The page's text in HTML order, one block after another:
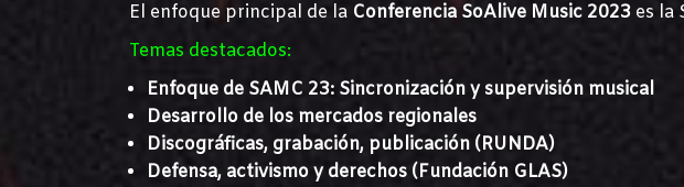
El enfoque principal de la Conferencia SoAlive Music 2023 es la
Temas destacados:
Enfoque de SAMC 23: Sincronización y supervisión musical
Desarrollo de los mercados regionales
Discográficas, grabación, publicación (RUNDA)
Defensa, activismo y derechos (Fundación GLAS)